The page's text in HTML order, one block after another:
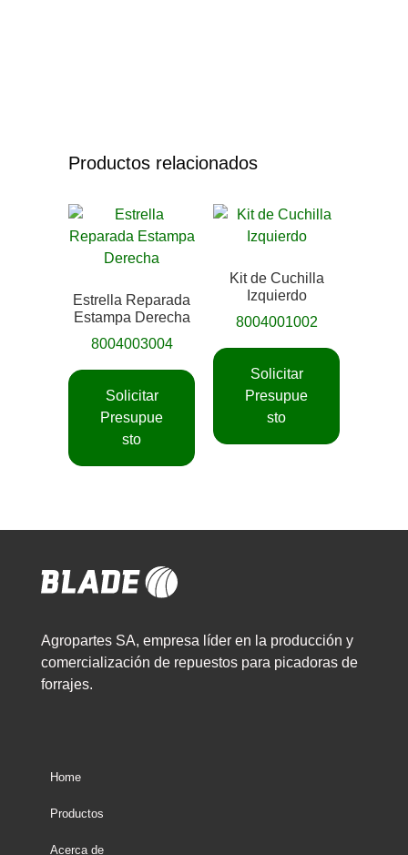
Productos relacionados
Estrella Reparada
Estampa Derecha
8004003004
Solicitar
Presupue
sto
Kit de Cuchilla
Izquierdo
8004001002
Solicitar
Presupue
sto
Agropartes SA, empresa líder en la producción y
comercialización de repuestos para picadoras de
forrajes.
Home
Productos
Acerca de